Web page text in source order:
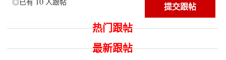
◎已有 人跟帖
热门跟帖
最新跟帖